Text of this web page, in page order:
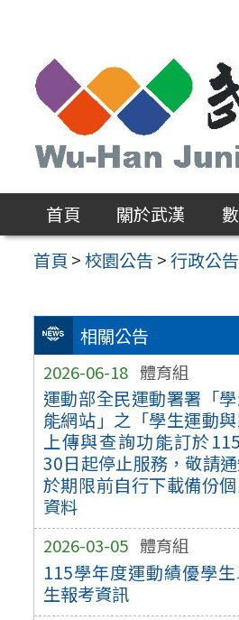
區
首頁 關於武漢
首頁 >校園公告 >行政公告
相關公告
2026-06-18 體育組
運動部全民運動署署「
能網站」之「學生運動與
上傳與查詢功能訂於
30日起停止服務，敬請
於期限前自行下載備份
資料
2026-03-05 體育組
115學年度運動績優學
生報考資訊